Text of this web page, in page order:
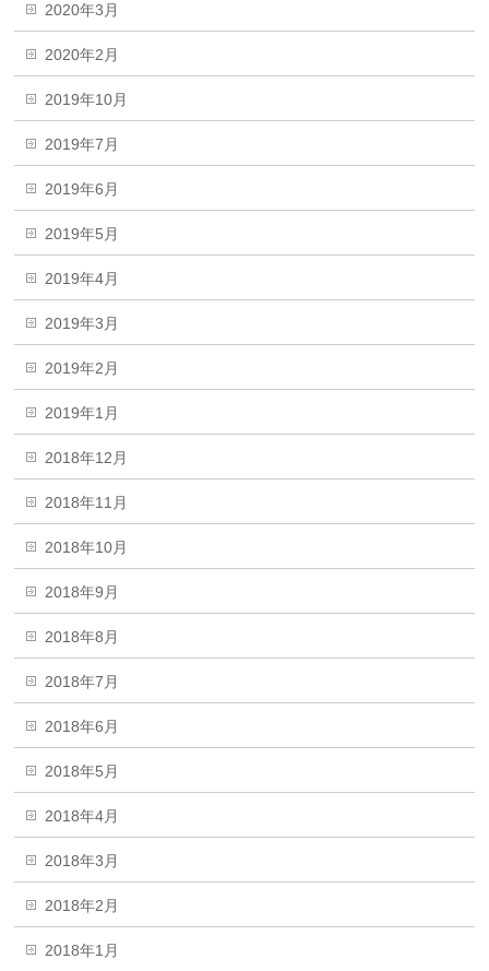
2020年3月
2020年2月
2019年10月
2019年7月
2019年6月
2019年5月
2019年4月
2019年3月
2019年2月
2019年1月
2018年12月
2018年11月
2018年10月
2018年9月
2018年8月
2018年7月
2018年6月
2018年5月
2018年4月
2018年3月
2018年2月
2018年1月